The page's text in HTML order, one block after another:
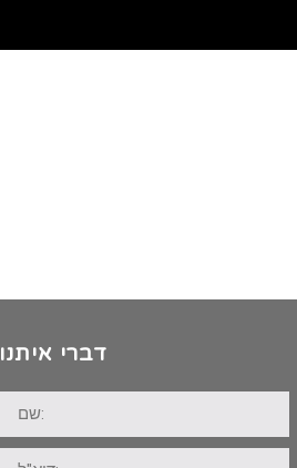
דברי איתנו